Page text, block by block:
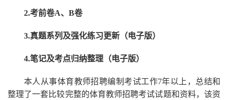
2.考前卷A、B卷
3.真题系列及强化练习更新（电子版）
4.笔记及考点归纳整理（电子版）
本人从事体育教师招聘编制考试工作7年以上，总结和
整理了一套比较完整的体育教师招聘考试试题和资料，该资